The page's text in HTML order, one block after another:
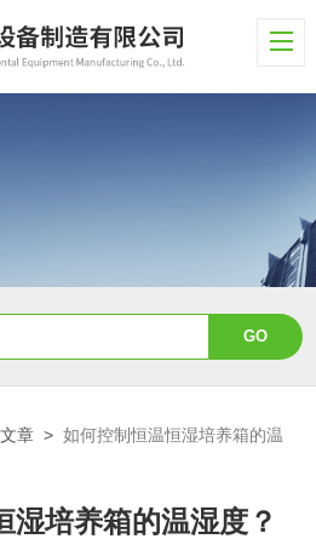
章 >如何控制恒温恒湿培养箱的温
湿培养箱的温湿度？